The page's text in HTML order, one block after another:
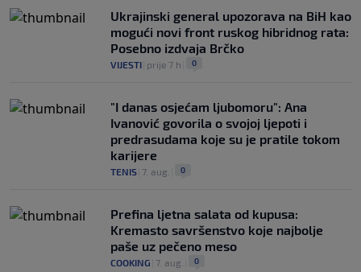
Ukrajinski general upozorava na BiH kao
mogući novi front ruskog hibridnog rata:
Posebno izdvaja Brčko
VIJESTI prije 7 h 0
"I danas osjećam ljubomoru": Ana
Ivanović govorila o svojoj ljepoti i
predrasudama koje su je pratile tokom
karijere
TENIS 7. aug. 0
Prefina ljetna salata od kupusa:
Kremasto savršenstvo koje najbolje
paše uz pečeno meso
COOKING 7. aug. 0